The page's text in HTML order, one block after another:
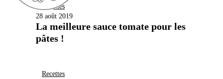
Recettes
28 août 2019
La meilleure sauce tomate pour les
pâtes !
Recettes